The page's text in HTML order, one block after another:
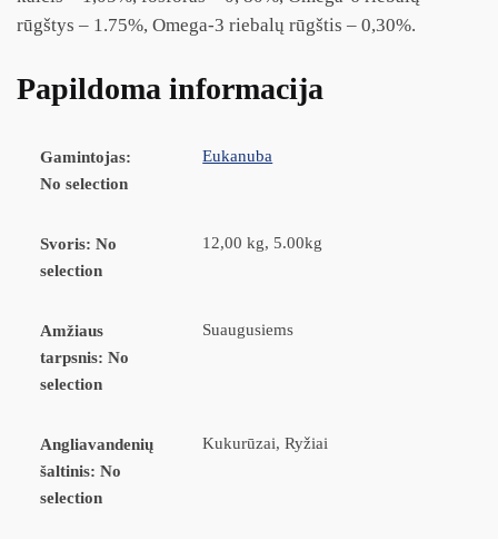
rūgštys – 1.75%, Omega-3 riebalų rūgštis – 0,30%.
Papildoma informacija
Gamintojas:
No selection
Eukanuba
Svoris: No
selection
12,00 kg, 5.00kg
Amžiaus
tarpsnis: No
selection
Suaugusiems
Angliavandenių
šaltinis: No
selection
Kukurūzai, Ryžiai